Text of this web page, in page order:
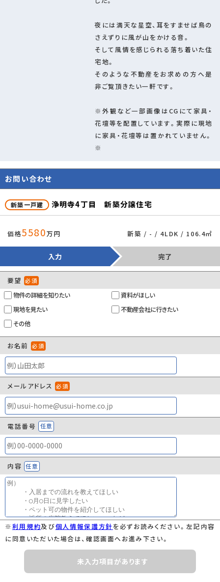
2026年08月17日
夜には満天な星空、耳をすませば鳥の
さえずりに風が山をかける音。
そして風情を感じられる落ち着いた住
宅地。
そのような不動産をお求めの方へ是
非ご覧頂きたい一軒です。
※外観など一部画像はCGにて家具・
花壇等を配置しています。実際に現地
に家具・花壇等は置かれていません。
※
お問い合わせ
新築一戸建 浄明寺4丁目 新築分譲住宅
価格5580万円 新築 / - / 4LDK / 106.4㎡
入力 完了
要望 必須
物件の詳細を知りたい
資料がほしい
現地を見たい
不動産会社に行きたい
その他
お名前 必須
メールアドレス 必須
電話番号 任意
内容 任意
※ 利用規約及び個人情報保護方針を必ずお読みください。左記内容
に同意いただいた場合は、確認画面へお進み下さい。
未入力項目があります